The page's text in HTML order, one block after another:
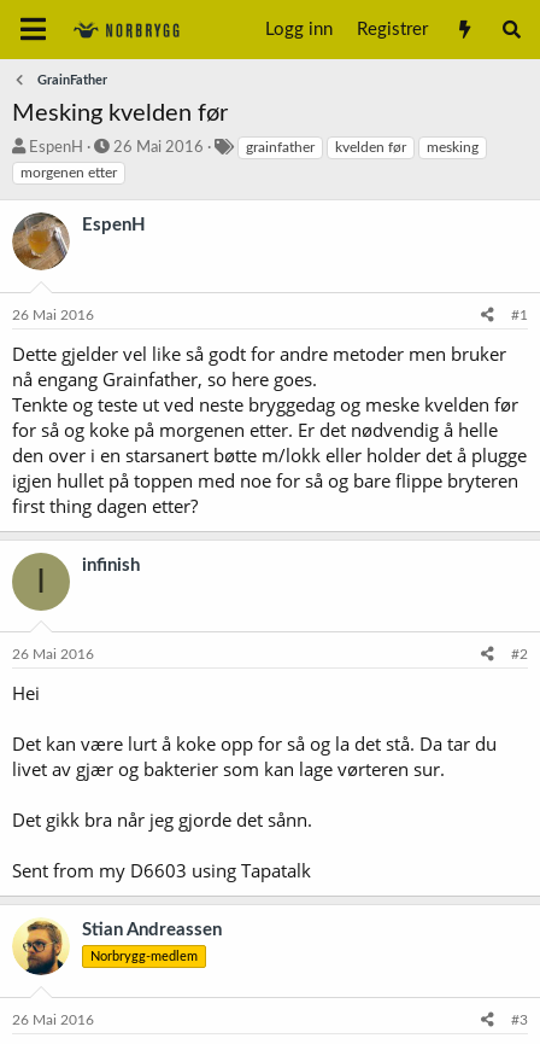
Logg inn Registrer
GrainFather
Mesking kvelden før
T
r
å
d
s
t
r
t
r
EspenH
S
t
a
t
t
26 Mai 2016
d
grainfather kvelden før
mesking
morgenen etter
EspenH
26 Mai 2016 #1
Dette gjelder vel like så godt for andre metoder men bruker
nå engang Grainfather, so here goes.
Tenkte og teste ut ved neste bryggedag og meske kvelden før
for så og koke på morgenen etter. Er det nødvendig å helle
den over i en starsanert bøtte m/lokk eller holder det å plugge
igjen hullet på toppen med noe for så og bare flippe bryteren
first thing dagen etter?
I infinish
26 Mai 2016 #2
Hei
Det kan være lurt å koke opp for så og la det stå. Da tar du
livet av gjær og bakterier som kan lage vørteren sur.
Det gikk bra når jeg gjorde det sånn.
Sent from my D6603 using Tapatalk
Stian Andreassen
Norbrygg-medlem
26 Mai 2016 #3